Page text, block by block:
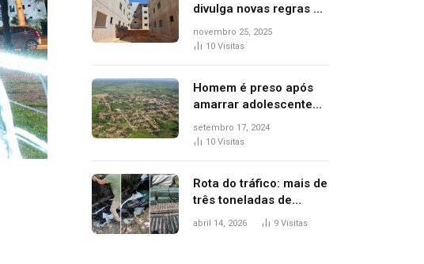
divulga novas regras e
critérios de desempate
para seleção de
novembro 25, 2025
10 Visitas
Homem é preso após
amarrar adolescente
suspeito de furto em
estaca de cerca e
setembro 17, 2024
10 Visitas
Rota do tráfico: mais de
três toneladas de
drogas são
abril 14, 2026 9 Visitas